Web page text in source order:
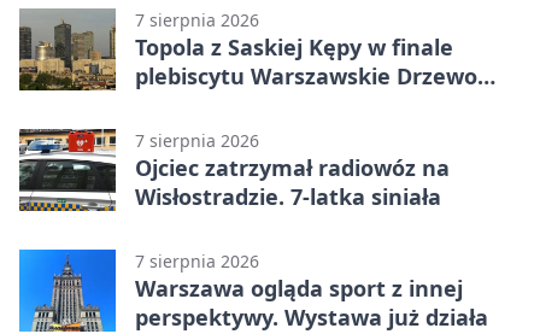
7 sierpnia 2026
Topola z Saskiej Kępy w finale
plebiscytu Warszawskie Drzewo
7 sierpnia 2026
Ojciec zatrzymał radiowóz na
Wisłostradzie. 7-latka siniała
7 sierpnia 2026
Warszawa ogląda sport z innej
perspektywy. Wystawa już działa